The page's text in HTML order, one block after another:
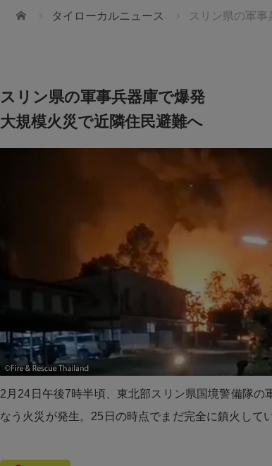
ホーム タイローカルニュース スリン県の軍
スリン県の軍事兵器庫で爆発
大規模火災で近隣住民避難へ
2月24日午後7時半頃、東北部スリン県国境警備隊の
なう火災が発生。25日の時点でまだ完全に鎮火して
JTA(THAILAND)CO.,LTDの「ツアーコーディネーター」
将来的なリー
創造力あふれ